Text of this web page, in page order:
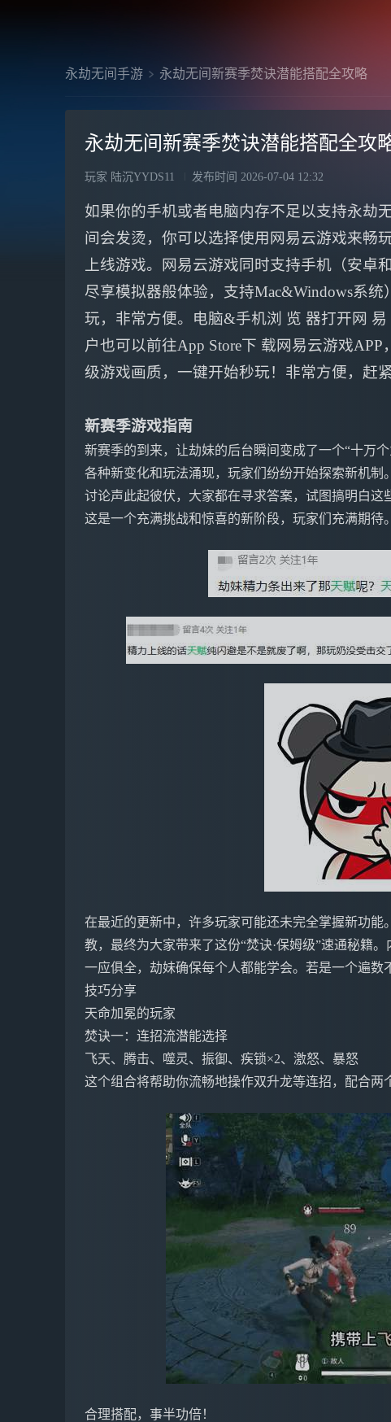
永劫无间手游 永劫无间新赛季焚诀潜能搭配全攻略
永劫无间新赛季焚诀潜能搭配全攻
玩家 陆沉YYDS11 发布时间 2026-07-04 12:32
如果你的手机或者电脑内存不足以支持永劫
间会发烫，你可以选择使用网易云游戏来畅
上线游戏。网易云游戏同时支持手机（安卓
尽享模拟器般体验，支持Mac&Windows系
玩，非常方便。电脑&手机浏 览 器打开网
户也可以前往App Store下 载网易云游戏
级游戏画质，一键开始秒玩！非常方便，赶紧
新赛季游戏指南
新赛季的到来，让劫妹的后台瞬间变成了一个“十万
各种新变化和玩法涌现，玩家们纷纷开始探索新机制。
讨论声此起彼伏，大家都在寻求答案，试图搞明白这
这是一个充满挑战和惊喜的新阶段，玩家们充满期待。
在最近的更新中，许多玩家可能还未完全掌握新功
教，最终为大家带来了这份“焚诀·保姆级”速通秘籍
一应俱全，劫妹确保每个人都能学会。若是一个遍数
技巧分享
天命加冕的玩家
焚诀一：连招流潜能选择
飞天、腾击、噬灵、振御、疾锁×2、激怒、暴怒
这个组合将帮助你流畅地操作双升龙等连招，配合两
合理搭配，事半功倍！